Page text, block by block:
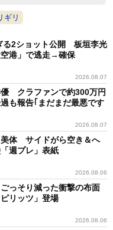
ギリ
る2ショット公開 板垣李光
港」で逃走→確保
2026.08.07
クラファンで約300万円
も報告｢まだまだ最悪です
2026.08.07
体 サイドがら空き＆へ
週プレ」表紙
2026.08.06
っそり減った衝撃の布面
リッツ」登場
2026.08.06